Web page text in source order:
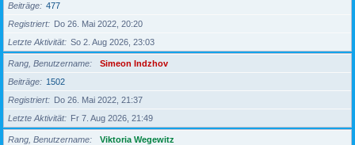
Beiträge
477
Registriert
Do 26. Mai 2022, 20:20
Letzte Aktivität
So 2. Aug 2026, 23:03
Rang, Benutzername
Simeon Indzhov
Beiträge
1502
Registriert
Do 26. Mai 2022, 21:37
Letzte Aktivität
Fr 7. Aug 2026, 21:49
Rang, Benutzername
Viktoria Wegewitz